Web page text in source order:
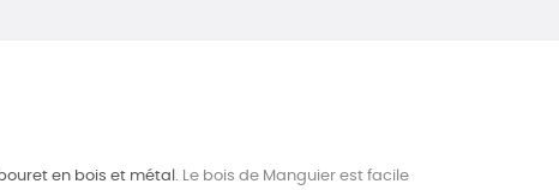
en bois et métal . Le bois de Manguier est facile